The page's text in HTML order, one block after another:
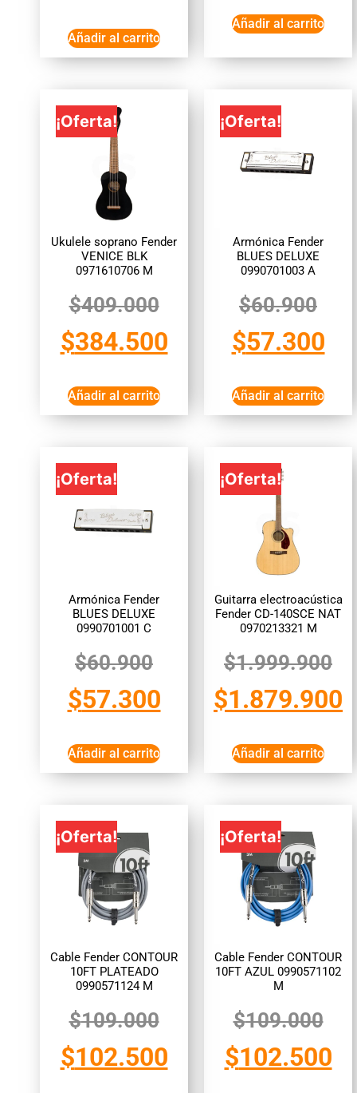
Añadir al carrito
Añadir al carrito
¡Oferta!
Ukulele soprano Fender
VENICE BLK
0971610706 M
$409.000
$384.500
Añadir al carrito
¡Oferta!
Armónica Fender
BLUES DELUXE
0990701003 A
$60.900
$57.300
Añadir al carrito
¡Oferta!
Armónica Fender
BLUES DELUXE
0990701001 C
$60.900
$57.300
Añadir al carrito
¡Oferta!
Guitarra electroacústica
Fender CD-140SCE NAT
0970213321 M
$1.999.900
$1.879.900
Añadir al carrito
¡Oferta!
Cable Fender CONTOUR
10FT PLATEADO
0990571124 M
$109.000
$102.500
¡Oferta!
Cable Fender CONTOUR
10FT AZUL 0990571102
M
$109.000
$102.500